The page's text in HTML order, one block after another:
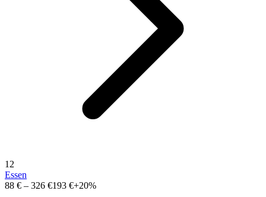
12
Essen
88 € – 326 €193 €+20%